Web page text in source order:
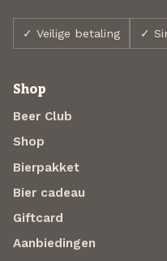
✓ Veilige betaling ✓
Shop
Beer Club
Shop
Bierpakket
Bier cadeau
Giftcard
Aanbiedingen